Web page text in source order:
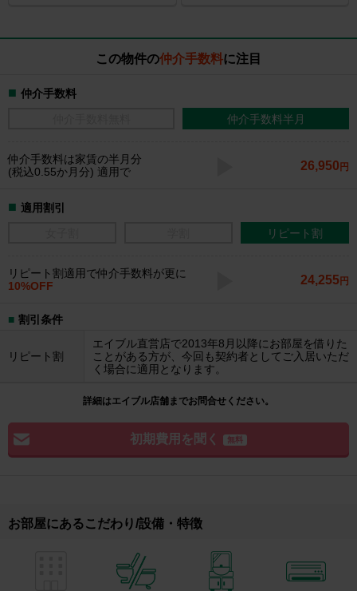
この物件の仲介手数料に注目
仲介手数料
仲介手数料半月
仲介手数料は家賃の半月分
(税込0.55か月分) 適用で
26,950 円
適用割引
リピート割
リピート割適用で仲介手数料が更に
10%OFF
24,255円
割引条件
リピート割
エイブル直営店で2013年8月以降にお部屋を借りた
ことがある方が、今回も契約者としてご入居いただ
く場合に適用となります。
詳細はエイブル店舗までお問合せください。
初期費用を聞く 無料
お部屋にあるこだわり/設備・特徴